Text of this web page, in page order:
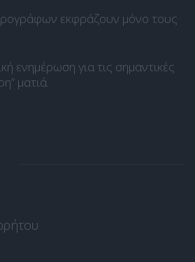
εκφράζουν μόνο τους
ενημέρωση για τις σημαντικές
ματιά.